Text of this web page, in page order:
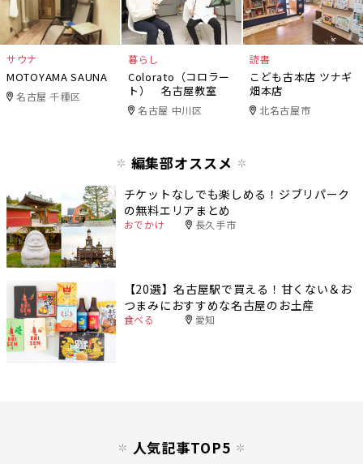
サウナ
MOTOYAMA SAUNA
名古屋 千種区
暮らし
Colorato（コロラー
ト） 名古屋教室
名古屋 中川区
読書
こども古本店 ツナギ
畑本店
北名古屋市
編集部オススメ
チケットなしでも楽しめる！ジブリパーク
の無料エリアまとめ
おでかけ 長久手市
【20選】名古屋駅で買える！甘くない＆お
つまみにおすすめな名古屋のお土産
食べる 愛知
人気記事TOP5